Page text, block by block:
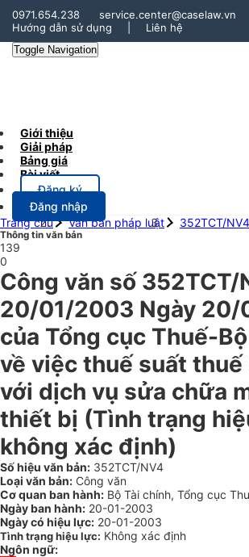
0971.654.238
service.center@caselaw.vn
Hướng dẫn sử dụng
Liên hệ
Toggle Navigation
Giới thiệu
Giải pháp
Bảng giá
Bài viết
Đăng ký
Đăng nhập
Trang chủ
Văn bản pháp luật 352TCT/NV4
Thông tin văn bản
139
0
Công văn số 352TCT/
20/01/2003 Ngày 20/
của Tổng cục Thuế-
về việc thuế suất thuế
với dịch vụ sửa chữa
thiết bị (Tình trạng
không xác định)
Số hiệu văn bản: 352TCT/NV4
Loại văn bản: Công văn
Cơ quan ban hành: Bộ Tài chính, Tổng cục
Ngày ban hành: 20-01-2003
Ngày có hiệu lực: 20-01-2003
Tình trạng hiệu lực: Không xác định
Ngôn ngữ: